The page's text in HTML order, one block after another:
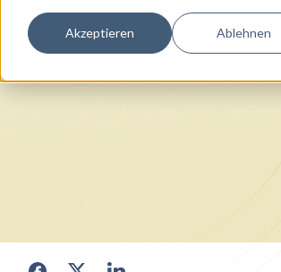
Akzeptieren Ablehnen